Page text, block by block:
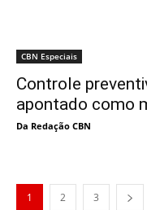
CBN Especiais
Controle
apontado como
Da Redação CBN
1 2 3